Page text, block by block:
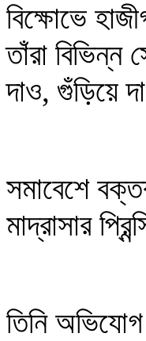
বিক্ষোভে
তাঁরা
দাও, গুঁড়িয়ে
সমাবেশে
মাদ্রাসার
তিনি